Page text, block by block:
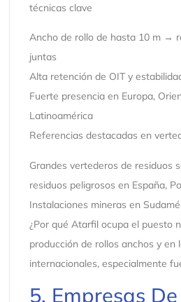
técnicas clave
Ancho de rollo de hasta 10 m →
juntas
Alta retención de OIT y
Fuerte presencia en Europa,
Latinoamérica
Referencias destacadas en
Grandes vertederos de residuos
residuos peligrosos en España,
Instalaciones mineras en
¿Por qué Atarfil ocupa el puesto
producción de rollos anchos y en
internacionales, especialmente
5. Empresas De